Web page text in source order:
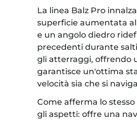
La linea Balz Pro
superficie aumentata
e un angolo diedro
precedenti durante
gli atterraggi, offrendo
garantisce un'ottima
velocità sia che si
Come afferma lo
gli aspetti: offre una